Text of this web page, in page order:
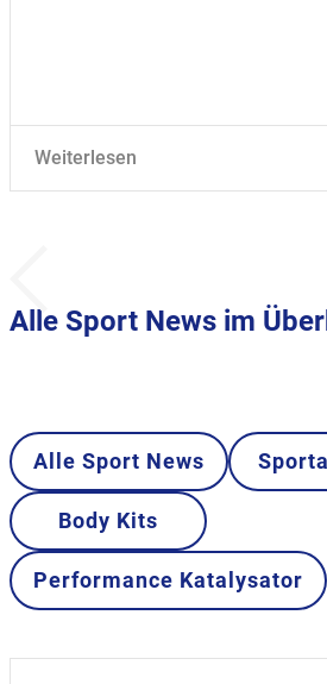
Weiterlesen
Alle Sport News im
Alle Sport News
Body Kits
Performance Katalysator